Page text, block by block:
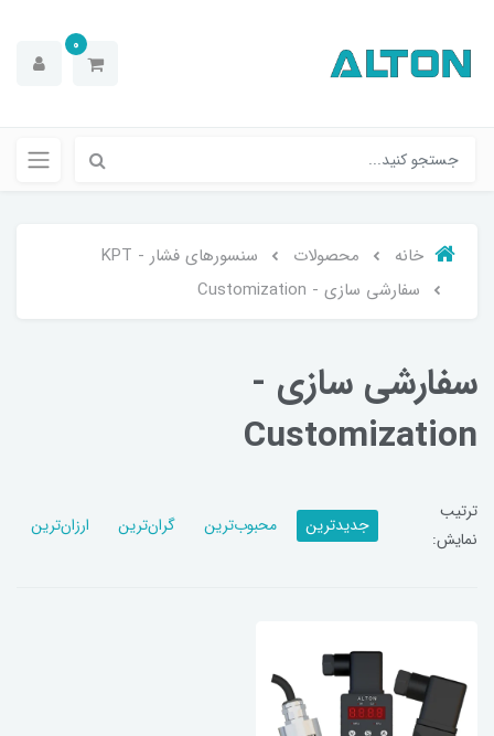
0
خانه محصولات
سنسورهای فشار - KPT
سفارشی‌ سازی - Customization
سفارشی‌ سازی -
Customization
ترتیب
نمایش:
جدیدترین محبوب‌ترین گران‌ترین ارزان‌ترین